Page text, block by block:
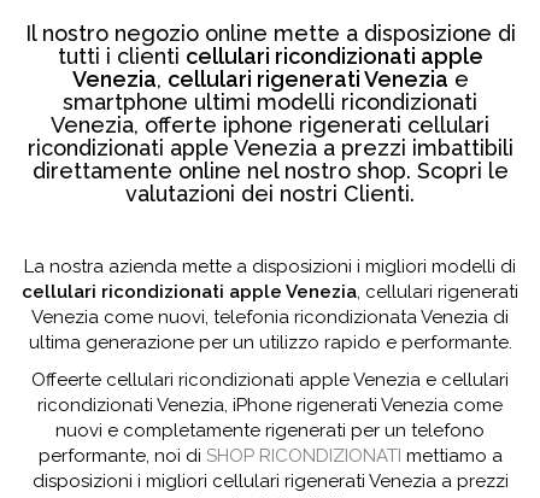
Il nostro negozio online mette a disposizione di
tutti i clienti cellulari ricondizionati apple
Venezia, cellulari rigenerati Venezia e
smartphone ultimi modelli ricondizionati
Venezia, offerte iphone rigenerati cellulari
ricondizionati apple Venezia a prezzi imbattibili
direttamente online nel nostro shop. Scopri le
valutazioni dei nostri Clienti.
La nostra azienda mette a disposizioni i migliori modelli di
cellulari ricondizionati apple Venezia, cellulari rigenerati
Venezia come nuovi, telefonia ricondizionata Venezia di
ultima generazione per un utilizzo rapido e performante.
Offeerte cellulari ricondizionati apple Venezia e cellulari
ricondizionati Venezia, iPhone rigenerati Venezia come
nuovi e completamente rigenerati per un telefono
performante, noi di SHOP RICONDIZIONATI mettiamo a
disposizioni i migliori cellulari rigenerati Venezia a prezzi